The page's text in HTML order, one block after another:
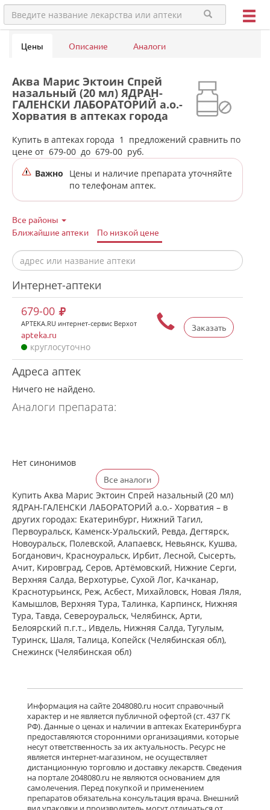
Цены Описание Аналоги
Аква Марис Эктоин Спрей
назальный (20 мл) ЯДРАН-
ГАЛЕНСКИ ЛАБОРАТОРИЙ а.о.-
Хорватия в аптеках города
Верхотурья
Купить в аптеках города 1
предложений сравнить по
цене от 679-00 до 679-00 руб.
Важно
Цены и наличие препарата уточняйте
по телефонам аптек.
Все районы
Ближайшие аптеки
По низкой цене
Интернет-аптеки
Заказать
679-00
APTEKA.RU интернет-сервис Верхот
apteka.ru
круглосуточно
Адреса аптек
Ничего не найдено.
Аналоги препарата:
Нет синонимов
Все аналоги
Купить Аква Марис Эктоин Спрей назальный (20 мл)
ЯДРАН-ГАЛЕНСКИ ЛАБОРАТОРИЙ а.о.- Хорватия – в
других городах: Екатеринбург, Нижний Тагил,
Первоуральск, Каменск-Уральский, Ревда, Дегтярск,
Новоуральск, Полевской, Алапаевск, Невьянск, Кушва,
Богданович, Красноуральск, Ирбит, Лесной, Сысерть,
Ачит, Кировград, Серов, Артёмовский, Нижние Cерги,
Верхняя Салда, Верхотурье, Сухой Лог, Качканар,
Краснотурьинск, Реж, Асбест, Михайловск, Новая Ляля,
Камышлов, Верхняя Тура, Талинка, Карпинск, Нижняя
Тура, Тавда, Североуральск, Челябинск, Арти,
Белоярский п.г.т., Ивдель, Нижняя Салда, Тугулым,
Туринск, Шаля, Талица, Копейск (Челябинская обл),
Снежинск (Челябинская обл)
Информация на сайте 2048080.ru носит справочный
характер и не является публичной офертой (ст. 437 ГК
РФ). Данные о ценах и наличии в аптеках Екатеринбурга
предоставляются сторонними организациями, которые
несут ответственность за их актуальность. Ресурс не
является интернет-магазином, не осуществляет
дистанционную торговлю и доставку лекарств. Сведения
на портале 2048080.ru не являются основанием для
самолечения. Перед покупкой и применением
препаратов обязательна консультация врача. Внешний